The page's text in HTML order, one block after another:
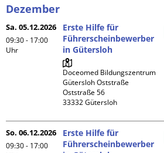
Dezember
Sa. 05.12.2026
09:30 - 17:00
Uhr
Erste Hilfe für
Führerscheinbewerber
in Gütersloh
Doceomed Bildungszentrum
Gütersloh Oststraße
Oststraße 56
So. 06.12.2026
09:30 - 17:00
Erste Hilfe für
Führerscheinbewerber